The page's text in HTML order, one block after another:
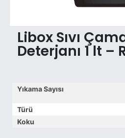
Libox Sıvı
Deterjanı 1 lt –
Yıkama Sayısı
Türü
Koku